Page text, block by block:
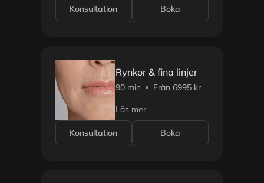
Konsultation
Boka
Rynkor & fina linjer
90 min Från 6995 kr
Läs mer
Konsultation Boka